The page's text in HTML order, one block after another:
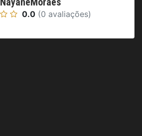
0.0 (0 avaliações)